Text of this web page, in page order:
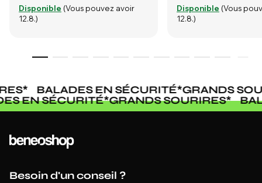
Disponible (Vous pouvez avoir
12.8.)
Disponible (Vous
12.8.)
* BALADES EN SÉCURITÉ*GRANDS
EN SÉCURITÉ*GRANDS SOURIRES*
Besoin d'un conseil ?